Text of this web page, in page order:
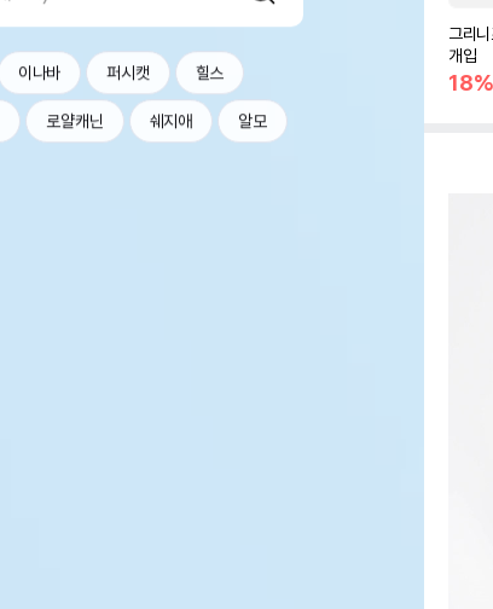
이나바 퍼시캣 힐스
로얄캐닌 쉐지애 알모
그리
개입
18%